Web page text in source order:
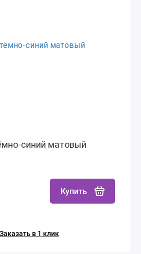
синий матовый
Купить
Заказать в 1 клик